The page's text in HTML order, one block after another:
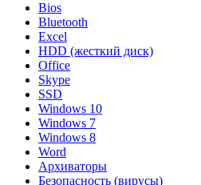
Bios
Bluetooth
Excel
HDD (жесткий диск)
Office
Skype
SSD
Windows 10
Windows 7
Windows 8
Word
Архиваторы
Безопасность (вирусы)